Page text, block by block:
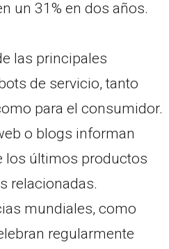
un 31% en dos años.
las principales
de servicio, tanto
para el consumidor.
o blogs informan
los últimos productos
relacionadas.
mundiales, como
regularmente